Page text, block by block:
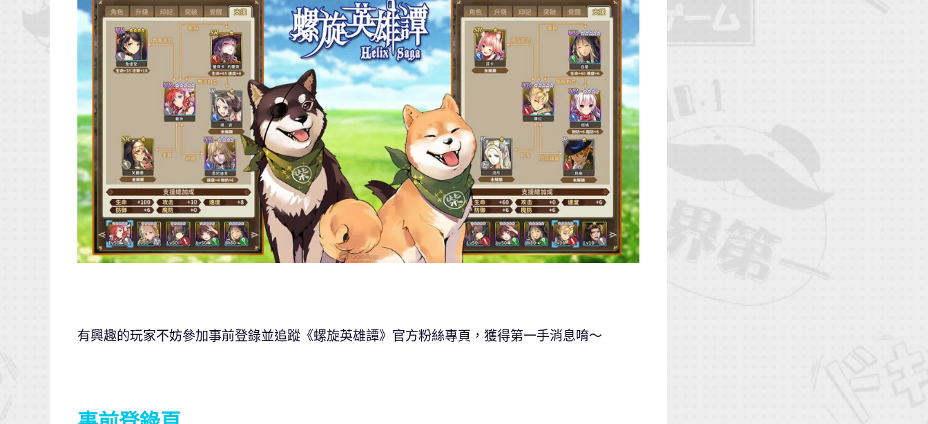
有興趣的玩家不妨參加事前登錄並追蹤《螺旋英雄譚》官方粉絲專頁，獲得第一手消息唷～